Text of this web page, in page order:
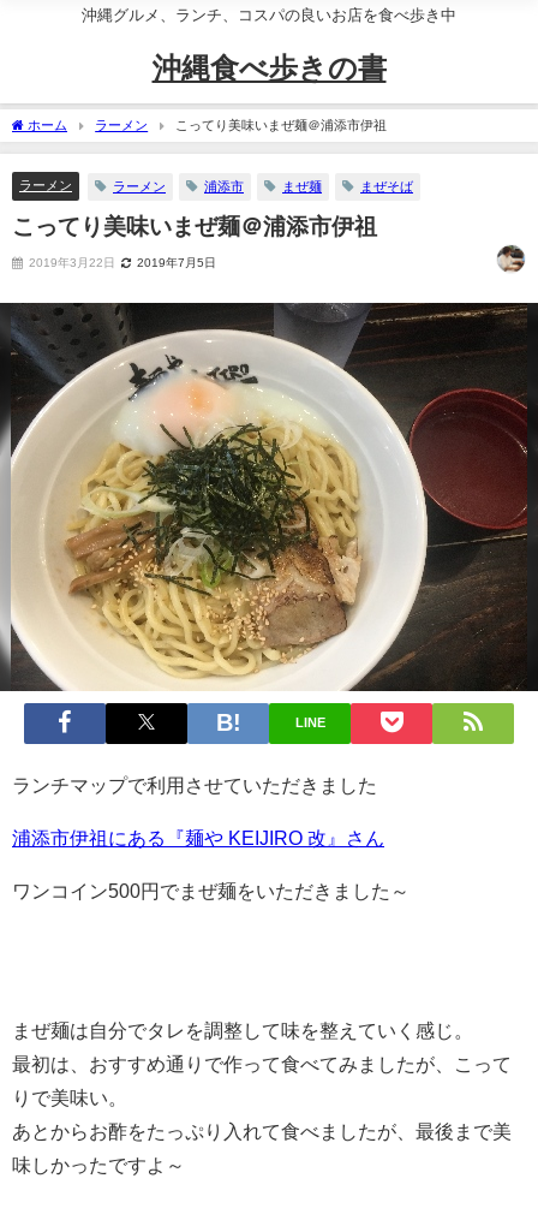
沖縄グルメ、ランチ、コスパの良いお店を食べ歩き中
沖縄食べ歩きの書
ホーム ラーメン こってり美味いまぜ麺＠浦添市伊祖
ラーメン ラーメン 浦添市 まぜ麺 まぜそば
こってり美味いまぜ麺＠浦添市伊祖
2019年3月22日 2019年7月5日
LINE
ランチマップで利用させていただきました
浦添市伊祖にある『麺や KEIJIRO 改』さん
ワンコイン500円でまぜ麺をいただきました～
まぜ麺は自分でタレを調整して味を整えていく感じ。
最初は、おすすめ通りで作って食べてみましたが、こって
りで美味い。
あとからお酢をたっぷり入れて食べましたが、最後まで美
味しかったですよ～